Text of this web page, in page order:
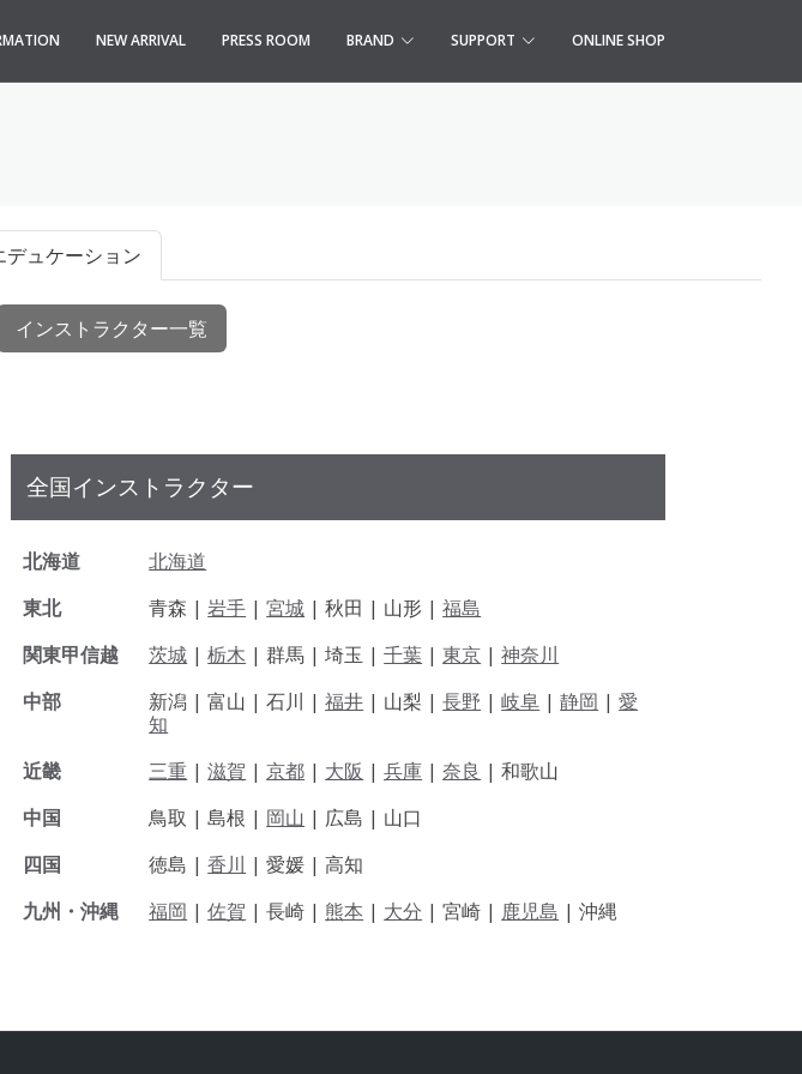
NEW ARRIVAL PRESS ROOM BRAND SUPPORT ONLINE SHOP
デュケーション
インストラクター一覧
全国インストラクター
北海道
北海道
東北
青森 |岩手 |宮城 | 秋田 | 山形 |福島
関東甲信越
茨城 |栃木 | 群馬 | 埼玉 |千葉 |東京 |神奈川
中部
新潟 |富山 |石川 |福井 | 山梨 |長野 |岐阜 |静岡 |愛
知
近畿
三重 |滋賀 |京都 | 大阪 |兵庫 |奈良 |和歌山
中国
鳥取 |島根 | 岡山 | 広島 | 山口
四国
徳島 |香川 |愛媛 |高知
九州・沖縄
福岡 |佐賀 |長崎 | 熊本 | 大分 |宮崎 | 鹿児島 |沖縄